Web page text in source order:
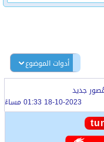
أدوات الموضوع
18-10-2023 01:33 مساءً